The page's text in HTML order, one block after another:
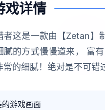
戏详情
者这是一款由【Zetan】
腻的方式慢慢道来， 富
常的细腻！绝对是不可
的游戏画面